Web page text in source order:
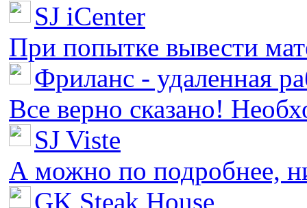
SJ iCenter
При попытке вывести
Фриланс - удаленная
Все верно сказано!
SJ Viste
А можно по подробнее,
GK Steak House